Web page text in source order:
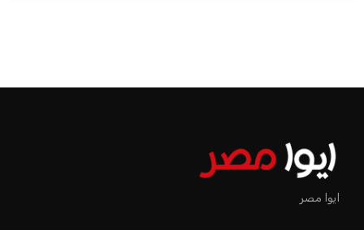
ايوا مصر